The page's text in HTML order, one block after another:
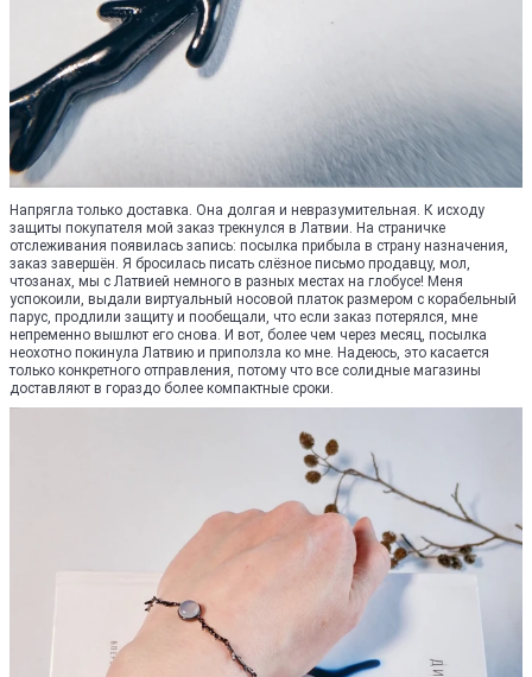
Напрягла только доставка. Она долгая и невразумительная. К исходу
защиты покупателя мой заказ трекнулся в Латвии. На страничке
отслеживания появилась запись: посылка прибыла в страну назначения,
заказ завершён. Я бросилась писать слёзное письмо продавцу, мол,
чтозанах, мы с Латвией немного в разных местах на глобусе! Меня
успокоили, выдали виртуальный носовой платок размером с корабельный
парус, продлили защиту и пообещали, что если заказ потерялся, мне
непременно вышлют его снова. И вот, более чем через месяц, посылка
неохотно покинула Латвию и приползла ко мне. Надеюсь, это касается
только конкретного отправления, потому что все солидные магазины
доставляют в гораздо более компактные сроки.